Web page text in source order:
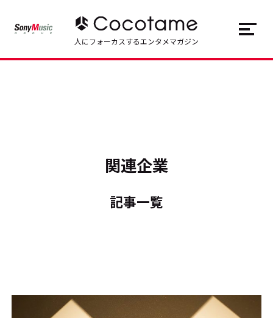
#エンタメ業界のちょっといい話
JP EN
人にフォーカスするエンタメマガジン
関連企業
記事一覧